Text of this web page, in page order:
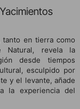
tanto en tierra como
Natural, revela la
desde tiempos
esculpido por
y el levante, añade
la experiencia del